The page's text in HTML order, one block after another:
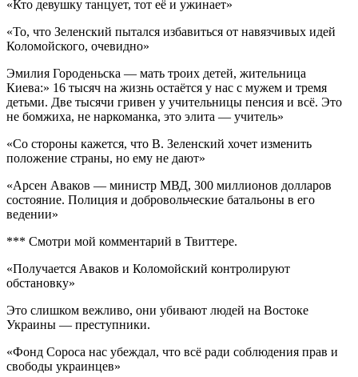
«Кто девушку танцует, тот её и ужинает»
«То, что Зеленский пытался избавиться от навязчивых идей
Коломойского, очевидно»
Эмилия Городеньска — мать троих детей, жительница
Киева:» 16 тысяч на жизнь остаётся у нас с мужем и тремя
детьми. Две тысячи гривен у учительницы пенсия и всё. Это
не бомжиха, не наркоманка, это элита — учитель»
«Со стороны кажется, что В. Зеленский хочет изменить
положение страны, но ему не дают»
«Арсен Аваков — министр МВД, 300 миллионов долларов
состояние. Полиция и добровольческие батальоны в его
ведении»
*** Смотри мой комментарий в Твиттере.
«Получается Аваков и Коломойский контролируют
обстановку»
Это слишком вежливо, они убивают людей на Востоке
Украины — преступники.
«Фонд Сороса нас убеждал, что всё ради соблюдения прав и
свободы украинцев»